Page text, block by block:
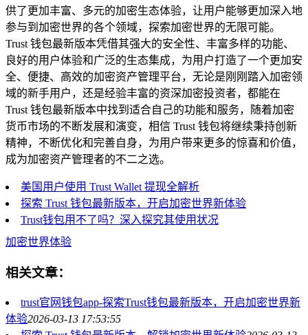
供了更加丰富、多元的加密生态体验，让用户能够更加深入地
参与到加密世界的各个领域，探索加密世界的无限可能。
Trust 钱包最新版本凭借其强大的安全性、丰富多样的功能、
良好的用户体验和广泛的生态集成，为用户打造了一个更加安
全、便捷、高效的加密资产管理平台，无论是刚刚踏入加密领
域的新手用户，还是经验丰富的资深加密投资者，都能在
Trust 钱包最新版本中找到适合自己的功能和服务，随着加密
货币市场的不断发展和演变，相信 Trust 钱包将继续秉持创新
精神，不断优化和完善自身，为用户带来更多的惊喜和价值，
成为加密资产管理者的不二之选。
美国用户使用 Trust Wallet 提现全解析
探索 Trust 钱包最新版本，开启加密世界新体验
Trust钱包用不了吗？深入探究其使用状况
加密世界体验
相关文章：
trust官网钱包app-探索Trust钱包最新版本，开启加密世界新
体验2026-03-13 17:53:55